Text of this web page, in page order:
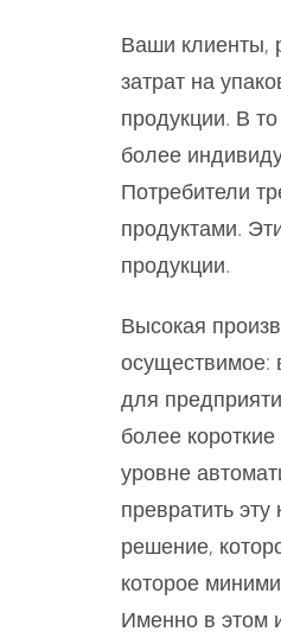
Ваши клиенты,
затрат на
продукции. В
более
Потребители
продуктами.
продукции.
Высокая
осуществимое:
для
более
уровне
превратить
решение,
которое
Именно в этом